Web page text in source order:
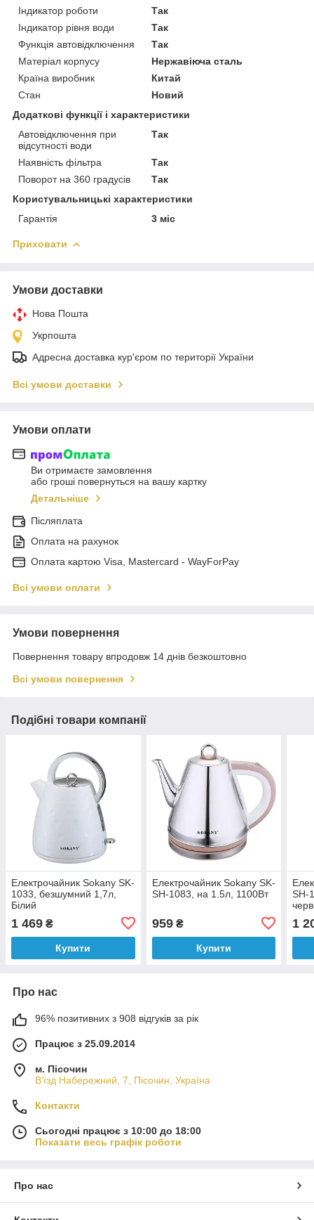
Індикатор роботи
Так
Індикатор рівня води
Так
Функція автовідключення
Так
Матеріал корпусу
Нержавіюча сталь
Країна виробник
Китай
Стан
Новий
Додаткові функції і характеристики
Автовідключення при
відсутності води
Так
Наявність фільтра
Так
Поворот на 360 градусів
Так
Користувальницькі характеристики
Гарантія
3 міс
Приховати
Умови доставки
Нова Пошта
Укрпошта
Адресна доставка кур'єром по території України
Всі умови доставки
Умови оплати
Ви отримаєте замовлення
або гроші повернуться на вашу картку
Детальніше
Післяплата
Оплата на рахунок
Оплата картою Visa, Mastercard - WayForPay
Всі умови оплати
Умови повернення
Повернення товару впродовж 14 днів безкоштовно
Всі умови повернення
Подібні товари компанії
Електрочайник Sokany SK-
1033, безшумний 1,7л,
Білий
1 469 ₴
Купити
Електрочайник Sokany SK-
SH-1083, на 1.5л, 1100Вт
959₴
Купити
SH-
1
Про нас
96% позитивних з 908 відгуків за рік
Працює з 25.09.2014
м. Пісочин
В'їзд Набережний, 7, Пісочин, Україна
Контакти
Сьогодні працює з 10:00 до 18:00
Показати весь графік роботи
Про нас